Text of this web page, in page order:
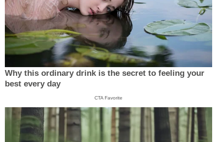
Why this ordinary drink is the secret to feeling your
best every day
CTA Favorite